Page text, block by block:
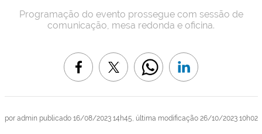
por admin publicado16/08/2023 14h45, última modificação26/10/2023 10h02
Programação do evento prossegue com sessão de
comunicação, mesa redonda e oficina.